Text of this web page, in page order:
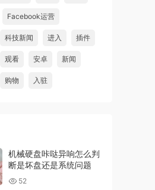
Facebook运营
科技新闻 进入 插件
观看 安卓 新闻
购物 入驻
机械硬盘咔哒异响怎么判
断是坏盘还是系统问题
52